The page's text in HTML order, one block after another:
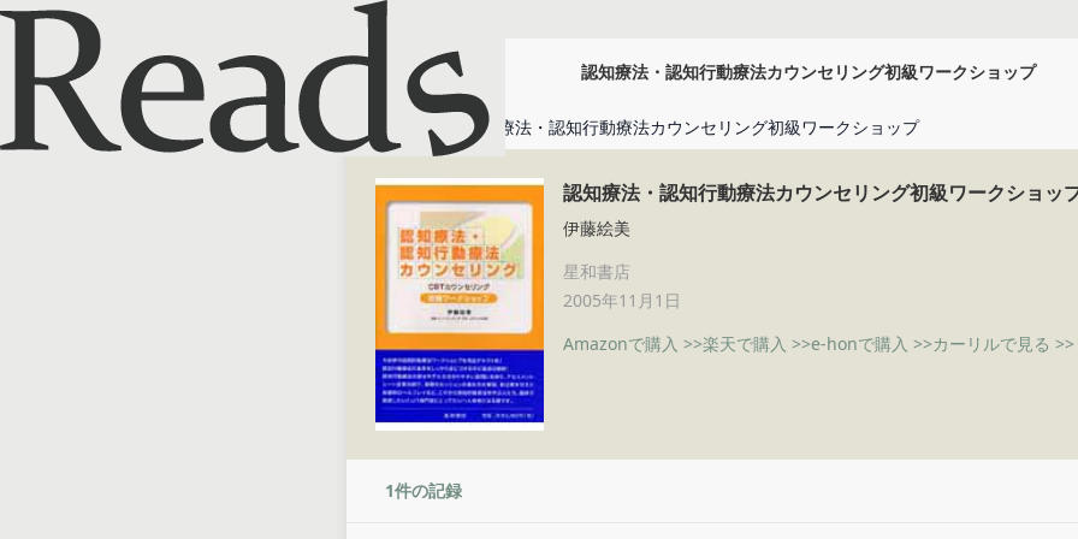
認知療法・認知行動療法カウンセリング初級ワークショップ
認知療法・認知行動療法カウンセリング初級ワークショップ
認知療法・認知行動療法カウンセリング初級ワークショッ
伊藤絵美
星和書店
2005年11月1日
Amazonで購入 >>楽天で購入 >>e-honで購入 >>カーリルで見る >>
1件の記録